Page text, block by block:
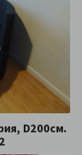
D200см.